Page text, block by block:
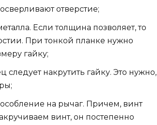
отверстие;
Если толщина позволяет, то
При тонкой планке нужно
гайку;
следует накрутить гайку. Это нужно,
на рычаг. Причем, винт
винт, он постепенно